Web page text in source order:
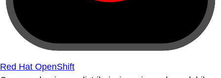
Red Hat OpenShift